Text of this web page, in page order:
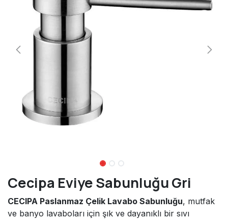
Cecipa Eviye Sabunluğu Gri
CECIPA Paslanmaz Çelik Lavabo Sabunluğu, mutfak
ve banyo lavaboları için şık ve dayanıklı bir sıvı